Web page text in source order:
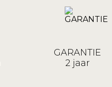
GARANTIE
2 jaar